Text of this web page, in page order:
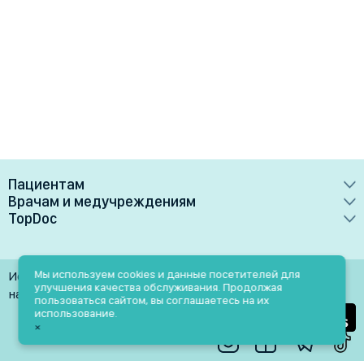
Пациентам
Врачи
Клиники
Лаборатории
Услуги
Блог
Акции и скидки
Врачам и медучреждениям
Преимущества
Медучреждениям
Врачам
TopDoc
Контакты
Помощь
Использование материалов разрешено только при
наличии активной ссылки на источник
Мы используем cookies и данные посетителей для
улучшения качества обслуживания. Продолжая
пользоваться сайтом, вы соглашаетесь на их
использование.
×